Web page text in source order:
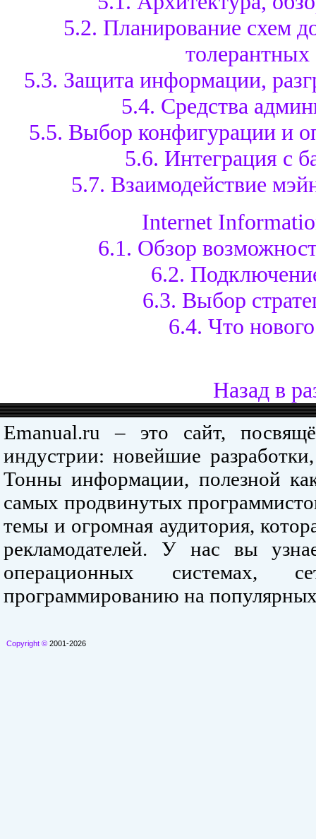
5.2. Планирование схем
толерантных
5.3. Защита информации,
5.4. Средства
5.5. Выбор конфигурации и
5.6. Интеграция с
5.7. Взаимодействие
Internet
6.1. Обзор
6.2.
6.3. Выбор
6.4. Что
Назад в
Emanual.ru – это сайт,
индустрии: новейшие
Тонны информации, полезной
самых продвинутых
темы и огромная аудитория,
рекламодателей. У нас вы
операционных системах,
программированию на
Copyright © 2001-2026